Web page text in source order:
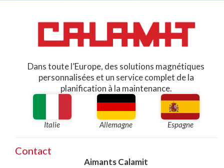
Dans toute l’Europe, des solutions magnétiques
personnalisées et un service complet de la
planification à la maintenance.​
Italie Allemagne Espagne
Contact
Aimants Calamit